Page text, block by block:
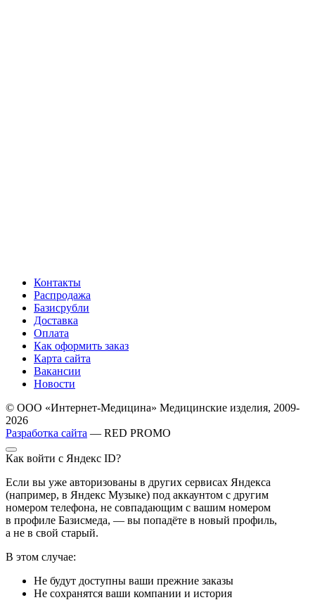
Контакты
Распродажа
Базисрубли
Доставка
Оплата
Как оформить заказ
Карта сайта
Вакансии
Новости
© ООО «Интернет-Медицина» Медицинские изделия, 2009-
2026
Разработка сайта — RED PROMO
Как войти с Яндекс ID?
Если вы уже авторизованы в других сервисах Яндекса
(например, в Яндекс Музыке) под аккаунтом с другим
номером телефона, не совпадающим с вашим номером
в профиле Базисмеда, — вы попадёте в новый профиль,
а не в свой старый.
В этом случае:
Не будут доступны ваши прежние заказы
Не сохранятся ваши компании и история